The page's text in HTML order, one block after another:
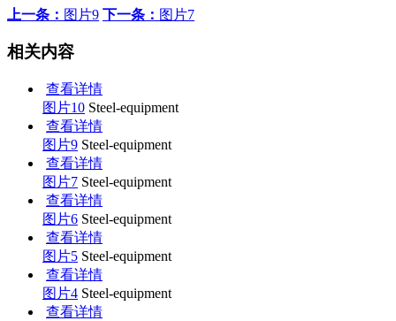
上一条： 图片9 下一条： 图片7
相关内容
查看详情
图片10 Steel-equipment
查看详情
图片9 Steel-equipment
查看详情
图片7 Steel-equipment
查看详情
图片6 Steel-equipment
查看详情
图片5 Steel-equipment
查看详情
图片4 Steel-equipment
查看详情